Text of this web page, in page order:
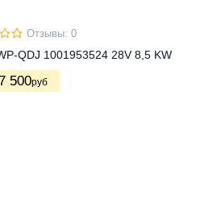
Отзывы: 0
QDJ 1001953524 28V 8,5 KW
500руб